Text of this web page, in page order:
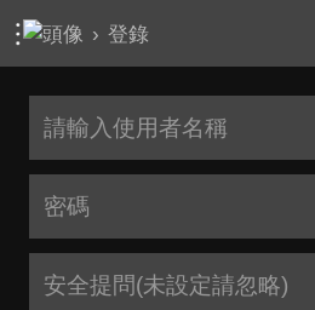
› 登錄
安全提問(未設定請忽略)